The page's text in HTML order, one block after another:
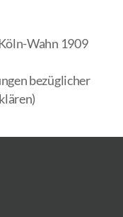
Wahn 1909
bezüglicher